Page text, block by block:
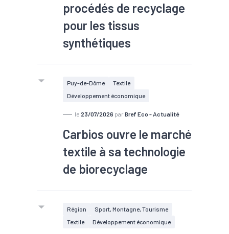
procédés de recyclage
pour les tissus
synthétiques
Puy-de-Dôme
Textile
Développement économique
le 23/07/2026 par Bref Eco - Actualité
Carbios ouvre le marché
textile à sa technologie
de biorecyclage
Région
Sport, Montagne, Tourisme
Textile
Développement économique